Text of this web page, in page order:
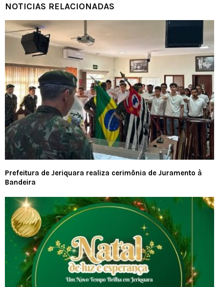
NOTICIAS RELACIONADAS
Prefeitura de Jeriquara realiza cerimônia de Juramento à
Bandeira